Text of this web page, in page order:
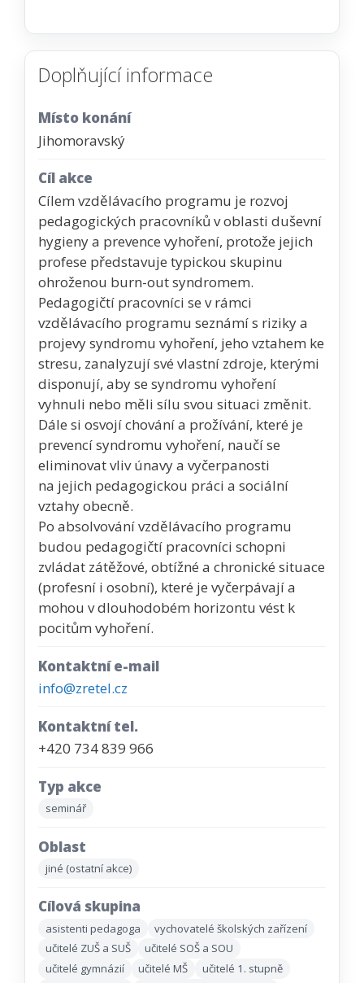
Doplňující informace
Místo konání
Jihomoravský
Cíl akce
Cílem vzdělávacího programu je rozvoj
pedagogických pracovníků v oblasti duševní
hygieny a prevence vyhoření, protože jejich
profese představuje typickou skupinu
ohroženou burn-out syndromem.
Pedagogičtí pracovníci se v rámci
vzdělávacího programu seznámí s riziky a
projevy syndromu vyhoření, jeho vztahem ke
stresu, zanalyzují své vlastní zdroje, kterými
disponují, aby se syndromu vyhoření
vyhnuli nebo měli sílu svou situaci změnit.
Dále si osvojí chování a prožívání, které je
prevencí syndromu vyhoření, naučí se
eliminovat vliv únavy a vyčerpanosti
na jejich pedagogickou práci a sociální
vztahy obecně.
Po absolvování vzdělávacího programu
budou pedagogičtí pracovníci schopni
zvládat zátěžové, obtížné a chronické situace
(profesní i osobní), které je vyčerpávají a
mohou v dlouhodobém horizontu vést k
pocitům vyhoření.
Kontaktní e-mail
info@zretel.cz
Kontaktní tel.
+420 734 839 966
Typ akce
seminář
Oblast
jiné (ostatní akce)
Cílová skupina
asistenti pedagoga
vychovatelé školských zařízení
učitelé ZUŠ a SUŠ
učitelé SOŠ a SOU
učitelé gymnázií
učitelé MŠ
učitelé 1. stupně